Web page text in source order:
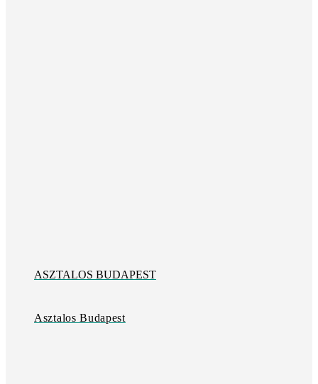
ASZTALOS BUDAPEST
Asztalos Budapest